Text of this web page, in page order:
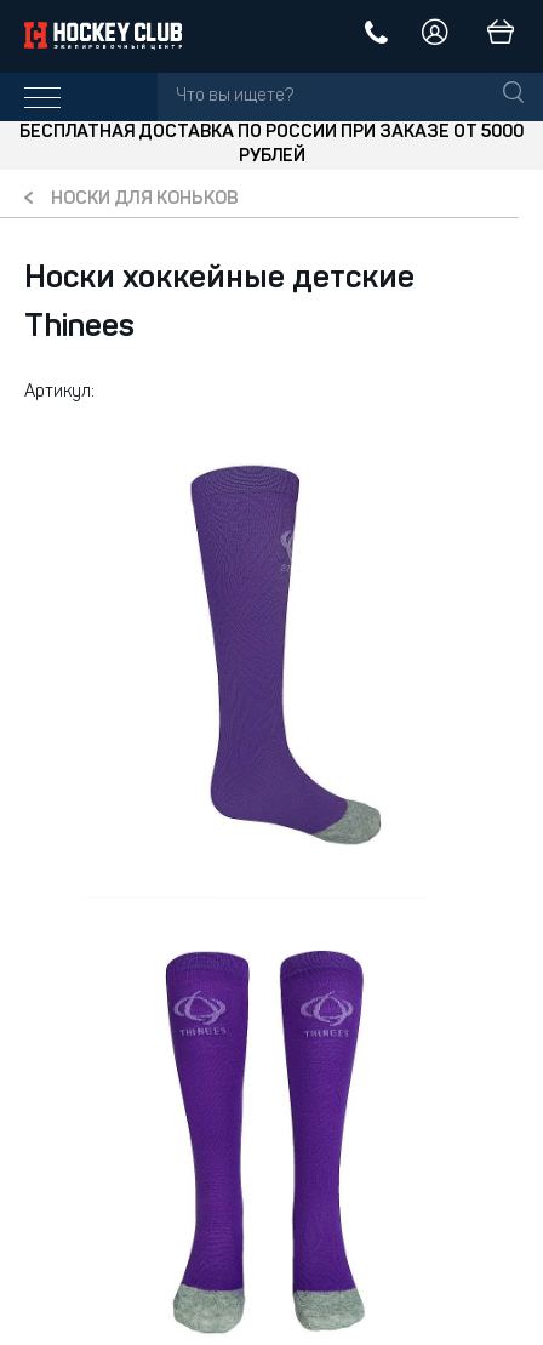
БЕСПЛАТНАЯ ДОСТАВКА ПО РОССИИ ПРИ ЗАКАЗЕ ОТ 5000
РУБЛЕЙ
НОСКИ ДЛЯ КОНЬКОВ
Носки хоккейные детские
Thinees
Артикул: